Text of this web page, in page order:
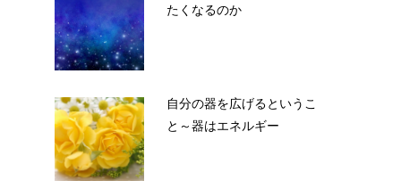
たくなるのか
自分の器を広げるというこ
と～器はエネルギー